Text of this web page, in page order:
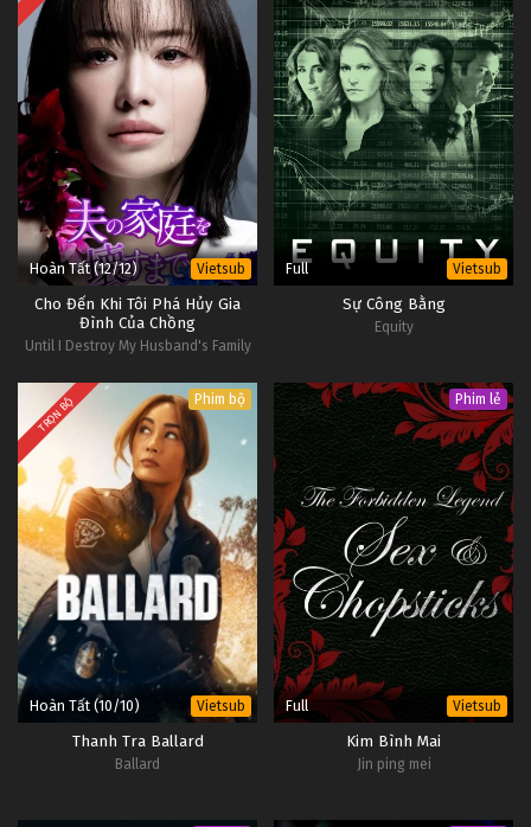
Hoàn Tất (12/12) Vietsub
Cho Đến Khi Tôi Phá Hủy Gia
Đình Của Chồng
Until I Destroy My Husband's Family
Full Vietsub
Sự Công Bằng
Equity
TRỌN BỘ Phim bộ
Hoàn Tất (10/10) Vietsub
Thanh Tra Ballard
Ballard
Phim lẻ
Full Vietsub
Kim Bình Mai
Jin ping mei